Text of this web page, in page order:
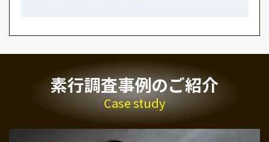
素行調査事例のご紹介
Case study